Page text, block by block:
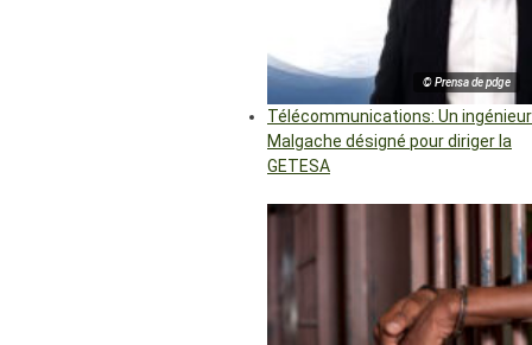
© Prensa de pdge
Télécommunications: Un ingénieur
Malgache désigné pour diriger la
GETESA